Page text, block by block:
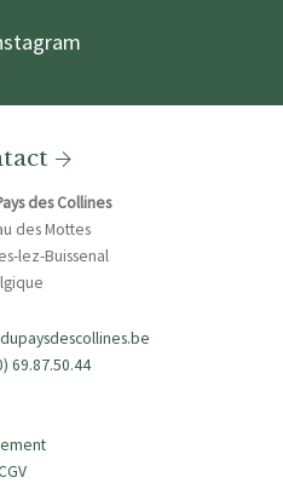
des Collines
des Mottes
lez-Buissenal
69.87.50.44